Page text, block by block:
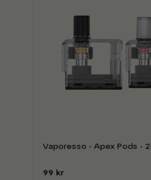
Vaporesso - Apex Pods -
99 kr